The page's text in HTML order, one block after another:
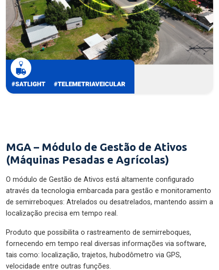
MGA – Módulo de Gestão de Ativos
(Máquinas Pesadas e Agrícolas)
O módulo de Gestão de Ativos está altamente configurado
através da tecnologia embarcada para gestão e monitoramento
de semirreboques: Atrelados ou desatrelados, mantendo assim a
localização precisa em tempo real.
Produto que possibilita o rastreamento de semirreboques,
fornecendo em tempo real diversas informações via software,
tais como: localização, trajetos, hubodômetro via GPS,
velocidade entre outras funções.